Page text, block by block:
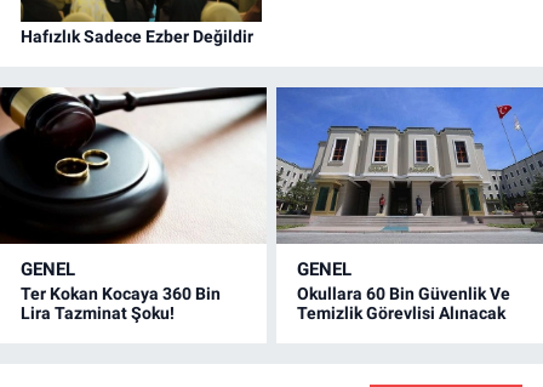
Hafızlık Sadece Ezber Değildir
GENEL
Ter Kokan Kocaya 360 Bin
Lira Tazminat Şoku!
GENEL
Okullara 60 Bin Güvenlik Ve
Temizlik Görevlisi Alınacak